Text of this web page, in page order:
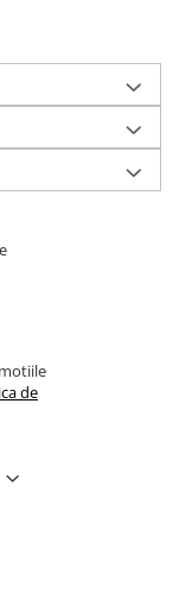
îl porți
se udă
de șervețel de
eructeze
purtare de
de
la apă.
de